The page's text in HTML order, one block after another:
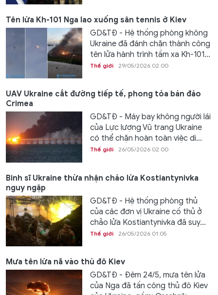
Tên lửa Kh-101 Nga lao xuống sân tennis ở Kiev
GD&TĐ - Hệ thống phòng không
Ukraine đã đánh chặn thành công
tên lửa hành trình tầm xa Kh-101...
Thế giới 29/05/2026 02:00
UAV Ukraine cắt đường tiếp tế, phong tỏa bán đảo
Crimea
GD&TĐ - Máy bay không người lái
của Lực lượng Vũ trang Ukraine
có thể chặn hoàn toàn việc di...
Thế giới 26/05/2026 02:00
Binh sĩ Ukraine thừa nhận chảo lửa Kostiantynivka
nguy ngập
GD&TĐ - Hệ thống phòng thủ
của các đơn vị Ukraine cố thủ ở
chảo lửa Kostiantynivka đã suy...
Thế giới 26/05/2026 01:05
Mưa tên lửa nã vào thủ đô Kiev
GD&TĐ - Đêm 24/5, mưa tên lửa
của Nga đã tấn công thủ đô Kiev